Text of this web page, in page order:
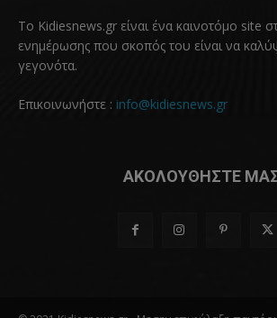
Το Kidiesnews.gr είναι ένα καινοτόμο site
ενημέρωσης που σκοπός του είναι να
γεγονότα.
Επικοινωνήστε : info@kidiesnews.gr
ΑΚΟΛΟΥΘΗΣΤΕ